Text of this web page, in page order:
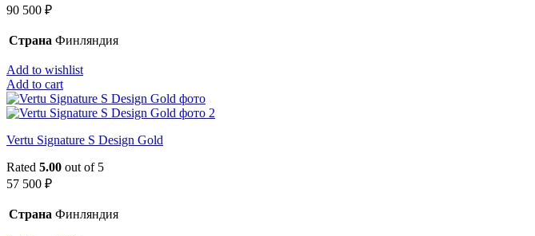
90 500 ₽
Страна Финляндия
Add to wishlist
Add to cart
Vertu Signature S Design Gold
Rated 5.00 out of 5
57 500 ₽
Страна Финляндия